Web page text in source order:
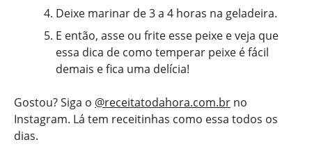
Deixe marinar de 3 a 4 horas na geladeira.
E então, asse ou frite esse peixe e veja que
essa dica de como temperar peixe é fácil
demais e fica uma delícia!
Gostou? Siga o @receitatodahora.com.br no
Instagram. Lá tem receitinhas como essa todos os
dias.